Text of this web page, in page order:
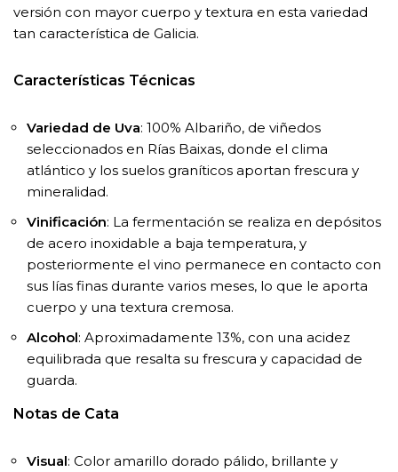
versión con mayor cuerpo y textura en esta variedad
tan característica de Galicia.
Características Técnicas
Variedad de Uva: 100% Albariño, de viñedos
seleccionados en Rías Baixas, donde el clima
atlántico y los suelos graníticos aportan frescura y
mineralidad.
Vinificación: La fermentación se realiza en depósitos
de acero inoxidable a baja temperatura, y
posteriormente el vino permanece en contacto con
sus lías finas durante varios meses, lo que le aporta
cuerpo y una textura cremosa.
Alcohol: Aproximadamente 13%, con una acidez
equilibrada que resalta su frescura y capacidad de
guarda.
Notas de Cata
Visual: Color amarillo dorado pálido, brillante y